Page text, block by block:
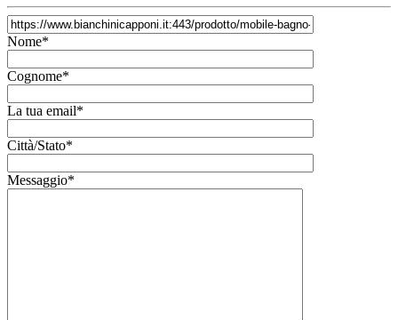
Nome*
Cognome*
La tua email*
Città/Stato*
Messaggio*